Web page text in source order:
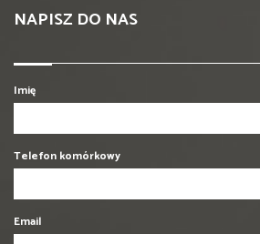
NAPISZ DO NAS
Imię
Telefon komórkowy
Email